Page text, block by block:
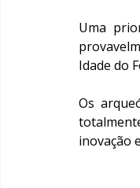
Uma
Idade do
Os
inovação